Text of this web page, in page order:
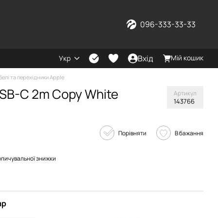
096-333-33-33
Укр Вхід Мій кошик
та перехідники Apple
C 2m Copy White Артикул
143766
Порівняти В бажання
знижки